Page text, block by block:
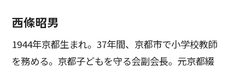
西條昭男
1944年京都生まれ。37年間、京都市で小学校教師
を務める。京都子どもを守る会副会長。元京都綴